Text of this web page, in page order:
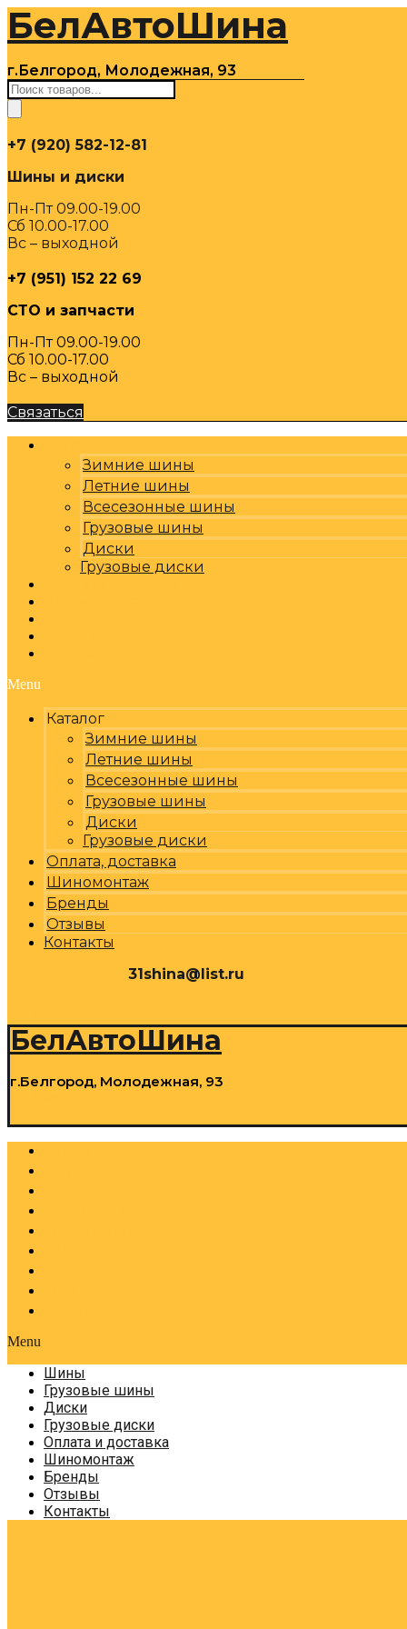
Перейти
содержимому
БелАвтоШина
г.Белгород, Молодежная, 93
Поиск
товаров
+7 (920) 582-12-81
Шины и диски
Пн-Пт 09.00-19.00
Сб 10.00-17.00
Вс – выходной
+7 (951) 152 22 69
СТО и запчасти
Пн-Пт 09.00-19.00
Сб 10.00-17.00
Вс – выходной
Связаться
Зимние шины
Летние шины
Всесезонные шины
Грузовые шины
Диски
Грузовые диски
Menu
Каталог
Зимние шины
Летние шины
Всесезонные шины
Грузовые шины
Диски
Грузовые диски
Оплата, доставка
Шиномонтаж
Бренды
Отзывы
Контакты
31shina@list.ru
БелАвтоШина
г.Белгород, Молодежная, 93
Menu
Шины
Грузовые шины
Диски
Грузовые диски
Оплата и доставка
Шиномонтаж
Бренды
Отзывы
Контакты